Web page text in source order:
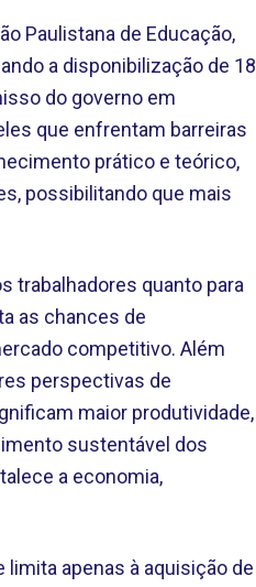
Paulistana de Educação,
a disponibilização de 18
do governo em
que enfrentam barreiras
prático e teórico,
possibilitando que mais
trabalhadores quanto para
as chances de
competitivo. Além
perspectivas de
maior produtividade,
sustentável dos
a economia,
apenas à aquisição de